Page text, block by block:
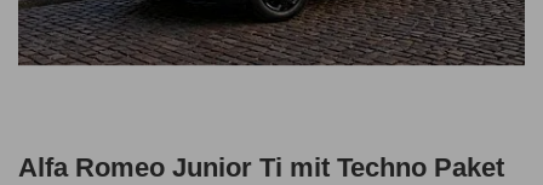
Alfa Romeo Junior Ti mit Techno Paket